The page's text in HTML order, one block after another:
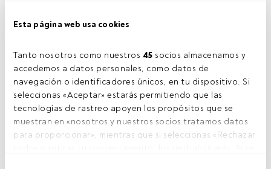
Esta página web usa cookies
Tanto nosotros como nuestros 45 socios almacenamos y
accedemos a datos personales, como datos de
navegación o identificadores únicos, en tu dispositivo. Si
seleccionas «Aceptar» estarás permitiendo que las
tecnologías de rastreo apoyen los propósitos que se
muestran en «nosotros y nuestros socios tratamos datos
para proporcionar», mientras que si seleccionas «Rechazar
acto organizado por Deloitte en Madrid, según publica
hoy Cinco Días. La mayoría de leyes europeas que regulan
pero, a cambio, obliga a pagar un elevado porcentaje de
sus ingresos a los inversores en forma de dividendos. Por
otra parte, establecen límites al porcentaje de acciones
que un sólo inversor puede acumular. Ambas
características, que figuraban en el primer borrador, han
desaparecido en el segundo. Así, los REIT en España sí
que pagarán el impuesto de sociedades, aunque a un tipo